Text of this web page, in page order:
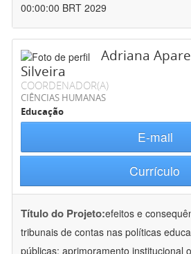
00:00:00 BRT 2029
Adriana
Silveira
COORDENADOR(A)
CIÊNCIAS HUMANAS
Educação
E-mail
Currículo
Título do Projeto:efeitos e
tribunais de contas nas políticas
públicas: aprimoramento institucional